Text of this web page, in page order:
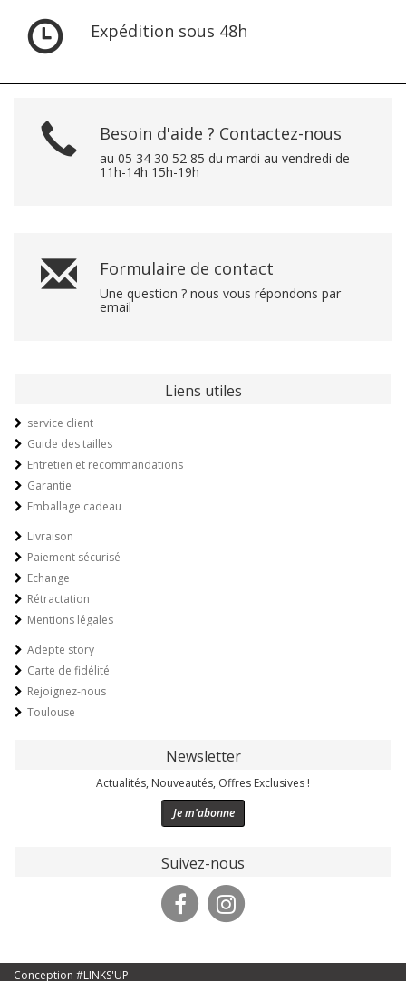
Expédition sous 48h
Besoin d'aide ? Contactez-nous
au 05 34 30 52 85 du mardi au vendredi de
11h-14h 15h-19h
Formulaire de contact
Une question ? nous vous répondons par
email
Liens utiles
service client
Guide des tailles
Entretien et recommandations
Garantie
Emballage cadeau
Livraison
Paiement sécurisé
Echange
Rétractation
Mentions légales
Adepte story
Carte de fidélité
Rejoignez-nous
Toulouse
Newsletter
Actualités, Nouveautés, Offres Exclusives !
Je m'abonne
Suivez-nous
Conception #LINKS'UP